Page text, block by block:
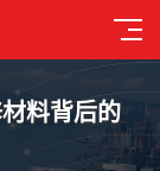
料背后的